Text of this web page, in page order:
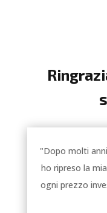
"Dopo molti
ho ripreso la
ogni prezzo